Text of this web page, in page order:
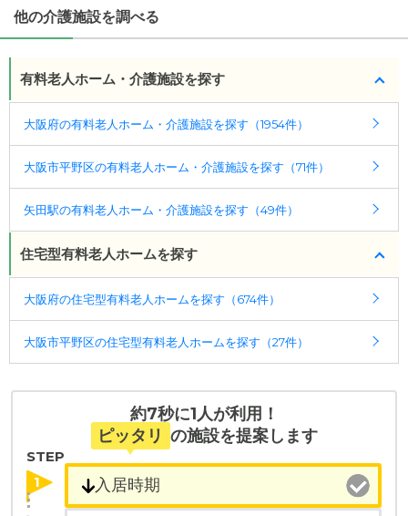
他の介護施設を調べる
有料老人ホーム・介護施設を探す
大阪府の有料老人ホーム・介護施設を探す（1954件）
大阪市平野区の有料老人ホーム・介護施設を探す（71件）
矢田駅の有料老人ホーム・介護施設を探す（49件）
住宅型有料老人ホームを探す
大阪府の住宅型有料老人ホームを探す（674件）
大阪市平野区の住宅型有料老人ホームを探す（27件）
約7秒に1人が利用！
ピッタリ の施設を提案します
STEP
1